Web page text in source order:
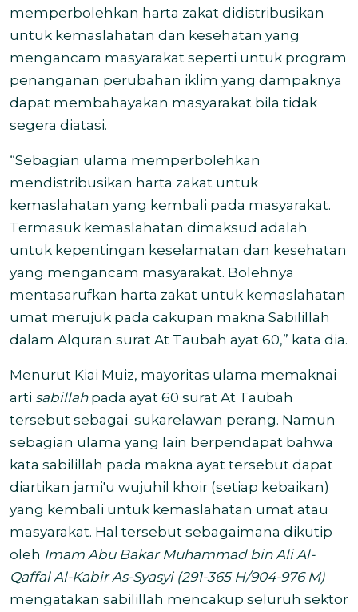
memperbolehkan harta zakat didistribusikan
untuk kemaslahatan dan kesehatan yang
mengancam masyarakat seperti untuk program
penanganan perubahan iklim yang dampaknya
dapat membahayakan masyarakat bila tidak
segera diatasi.
“Sebagian ulama memperbolehkan
mendistribusikan harta zakat untuk
kemaslahatan yang kembali pada masyarakat.
Termasuk kemaslahatan dimaksud adalah
untuk kepentingan keselamatan dan kesehatan
yang mengancam masyarakat. Bolehnya
mentasarufkan harta zakat untuk kemaslahatan
umat merujuk pada cakupan makna Sabilillah
dalam Alquran surat At Taubah ayat 60,” kata dia.
Menurut Kiai Muiz, mayoritas ulama memaknai
arti sabillahpada ayat 60 surat At Taubah
tersebut sebagai sukarelawan perang. Namun
sebagian ulama yang lain berpendapat bahwa
kata sabilillah pada makna ayat tersebut dapat
diartikan jami'u wujuhil khoir (setiap kebaikan)
yang kembali untuk kemaslahatan umat atau
masyarakat. Hal tersebut sebagaimana dikutip
oleh Imam Abu Bakar Muhammad bin Ali Al-
Qaffal Al-Kabir As-Syasyi (291-365 H/904-976 M)
mengatakan sabilillah mencakup seluruh sektor